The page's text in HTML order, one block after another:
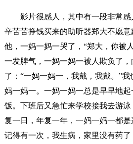
影片很感人，其中有一段非常
辛苦苦挣钱买来的助听器郑大不愿
他，一妈一妈一哭了，“郑大，你被
一发脾气，一妈一妈一被人欺负了
了：“一妈一妈一，我戴，我戴。”
妈一妈一。一妈一妈一总是早早地
饭。下班后又急忙来学校接我去游泳
复一日，年复一年，一妈一妈一都是
记得有一次，我生病，家里没有药